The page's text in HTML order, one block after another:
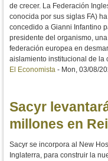
de crecer. La Federación
conocida por sus siglas FA)
concedido a Gianni Infantino
presidente del organismo,
federación europea en
aislamiento institucional de la
El Economista - Mon, 03/08/
Sacyr
millones en
Sacyr se incorpora al New
Inglaterra, para construir la